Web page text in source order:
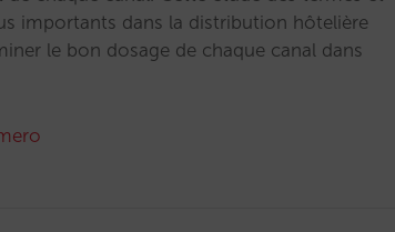
importants dans la distribution hôtelière
le bon dosage de chaque canal dans